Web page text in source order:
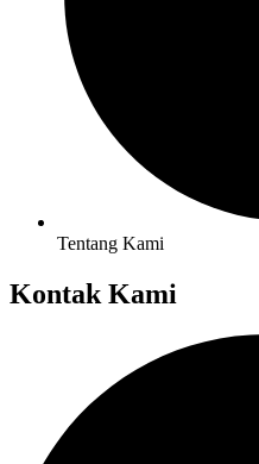
Tentang Kami
Kontak Kami